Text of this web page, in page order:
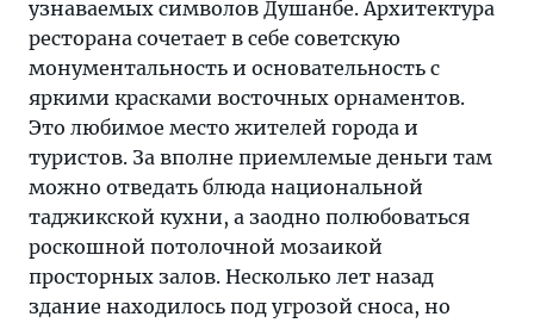
узнаваемых символов Душанбе. Архитектура
ресторана сочетает в себе советскую
монументальность и основательность с
яркими красками восточных орнаментов.
Это любимое место жителей города и
туристов. За вполне приемлемые деньги там
можно отведать блюда национальной
таджикской кухни, а заодно полюбоваться
роскошной потолочной мозаикой
просторных залов. Несколько лет назад
здание находилось под угрозой сноса, но